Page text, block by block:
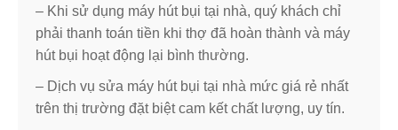
– Khi sử dụng máy hút bụi tại nhà, quý khách chỉ
phải thanh toán tiền khi thợ đã hoàn thành và máy
hút bụi hoạt động lại bình thường.
– Dịch vụ sửa máy hút bụi tại nhà mức giá rẻ nhất
trên thị trường đặt biệt cam kết chất lượng, uy tín.